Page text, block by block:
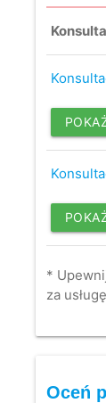
*
za
Oceń